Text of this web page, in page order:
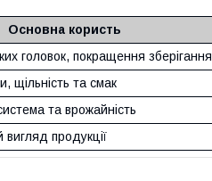
Основна користь
головок, покращення зберігання
щільність та смак
та врожайність
вигляд продукції